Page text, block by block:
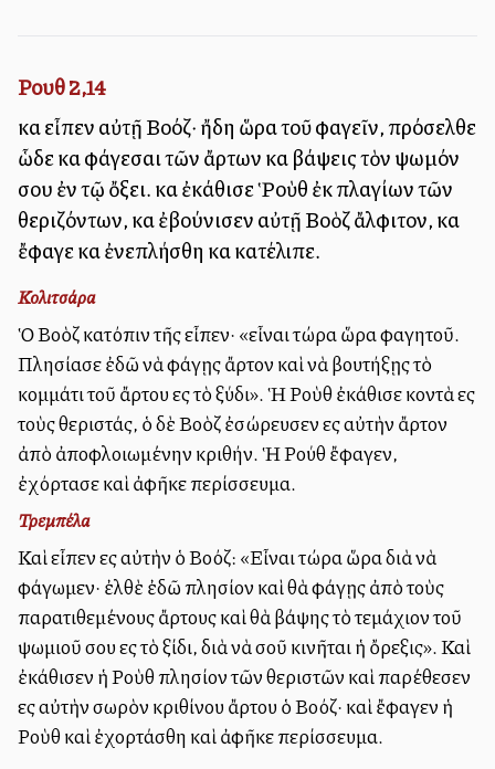
Ρουθ 2,14
καὶ εἶπεν αὐτῇ Βοόζ· ἤδη ὥρα τοῦ φαγεῖν, πρόσελθε
ὧδε καὶ φάγεσαι τῶν ἄρτων καὶ βάψεις τὸν ψωμόν
σου ἐν τῷ ὄξει. καὶ ἐκάθισε Ῥοὺθ ἐκ πλαγίων τῶν
θεριζόντων, καὶ ἐβούνισεν αὐτῇ Βοὸζ ἄλφιτον, καὶ
ἔφαγε καὶ ἐνεπλήσθη καὶ κατέλιπε.
Κολιτσάρα
Ὁ Βοὸζ κατόπιν τῆς εἶπεν· «εἶναι τώρα ὥρα φαγητοῦ.
Πλησίασε ἐδῶ νὰ φάγῃς ἄρτον καὶ νὰ βουτήξῃς τὸ
κομμάτι τοῦ ἄρτου εἰς τὸ ξύδι». Ἡ Ροὺθ ἐκάθισε κοντὰ εἰς
τοὺς θεριστάς, ὁ δὲ Βοὸζ ἐσώρευσεν εἰς αὐτὴν ἄρτον
ἀπὸ ἀποφλοιωμένην κριθήν. Ἡ Ρούθ ἔφαγεν,
ἐχόρτασε καὶ ἀφῆκε περίσσευμα.
Τρεμπέλα
Καὶ εἶπεν εἰς αὐτὴν ὁ Βοόζ: «Εἶναι τώρα ὥρα διὰ νὰ
φάγωμεν· ἐλθὲ ἐδῶ πλησίον καὶ θὰ φάγῃς ἀπὸ τοὺς
παρατιθεμένους ἄρτους καὶ θὰ βάψης τὸ τεμάχιον τοῦ
ψωμιοῦ σου εἰς τὸ ξίδι, διὰ νὰ σοῦ κινῆται ἡ ὄρεξις». Καὶ
ἐκάθισεν ἡ Ροὺθ πλησίον τῶν θεριστῶν καὶ παρέθεσεν
εἰς αὐτὴν σωρὸν κριθίνου ἄρτου ὁ Βοόζ· καὶ ἔφαγεν ἡ
Ροὺθ καὶ ἐχορτάσθη καὶ ἀφῆκε περίσσευμα.